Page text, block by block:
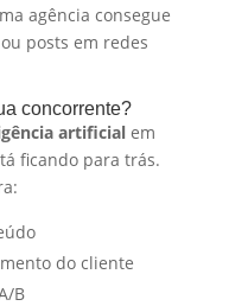
agência consegue
posts em redes
concorrente?
artificialem
ficando para trás.
do cliente
B